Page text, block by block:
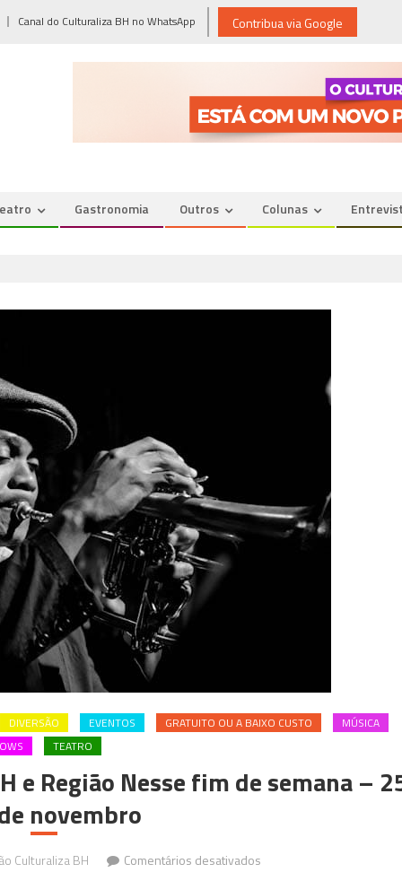
Canal do Culturaliza BH no WhatsApp Contribua via Google
Gastronomia Outros Colunas
DIVERSÃO EVENTOS GRATUITO OU A BAIXO CUSTO
MÚSICA
TEATRO
e Região Nesse fim de semana –
novembro
Culturaliza BH Comentários desativadosem